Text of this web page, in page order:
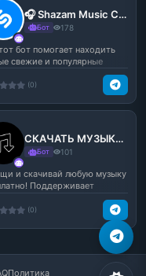
🎧 Shazam Music Charts — тренды и чарты музыки в Telegram
Бот 178
бот помогает находить
свежие и популярные
(0)
СКАЧАТЬ МУЗЫКУ | MUSIC DOWNLOAD
Бот 101
и скачивай любую музыку
Поддерживает
(0)
Политика